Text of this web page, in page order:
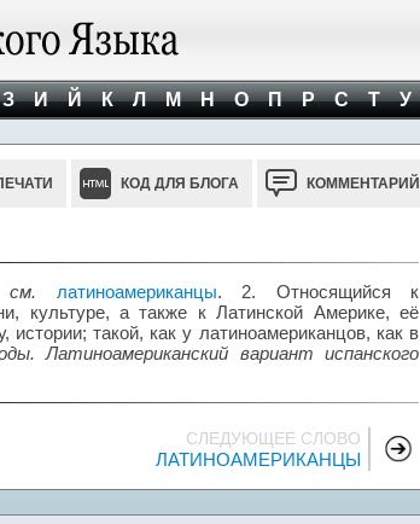
И Й К Л М Н О П Р С Т У
КОД ДЛЯ БЛОГА КОММЕНТАРИЙ
см. латиноамериканцы. 2. Относящийся к
культуре, а также к Латинской Америке, её
истории; такой, как у латиноамериканцов, как в
Латиноамериканский вариант испанского
СЛЕДУЮЩЕЕ СЛОВО
ЛАТИНОАМЕРИКАНЦЫ